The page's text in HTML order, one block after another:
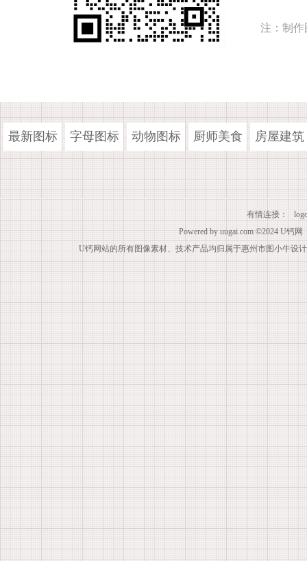
注：制作
最新图标 字母图标 动物图标 厨师美食 房屋建筑
有情连接：
Powered by uugai.com ©2024 U钙网
U钙网站的所有图像素材、技术产品均归属于惠州市图小牛设